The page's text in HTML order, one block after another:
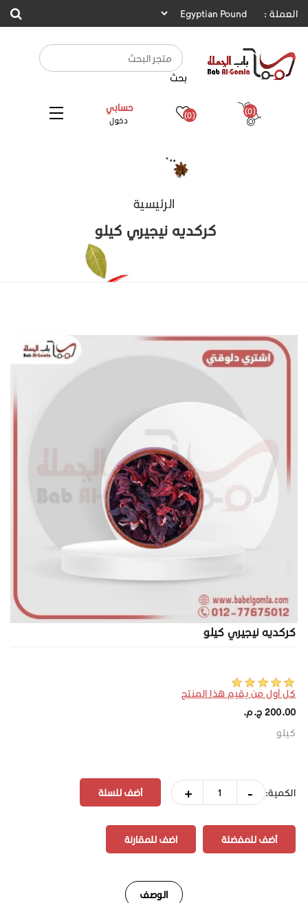
العملة :
بحث
حسابي
دخول (0) (0)
الرئيسية
كركديه نيجيري كيلو
كركديه نيجيري كيلو
كل أول من يقيم هذا المنتج
200.00 ج.م.‏
كيلو
الكمية: -
+
أضف للمفضلة اضف للمقارنة
الوصف